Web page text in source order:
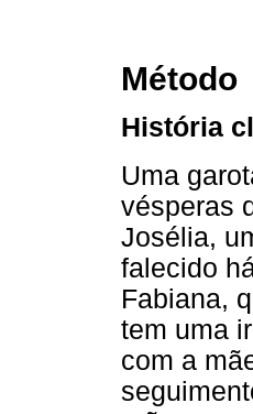
Método
História
Uma
vésperas
Josélia,
falecido
Fabiana,
tem uma
com a